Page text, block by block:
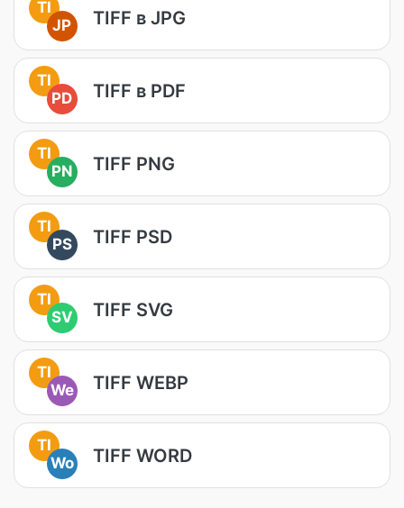
TI
JP
TIFF в JPG
TI
PD
TIFF в PDF
TI
PN
TIFF PNG
TI
PS
TIFF PSD
TI
SV
TIFF SVG
TI
We
TIFF WEBP
TI
Wo
TIFF WORD